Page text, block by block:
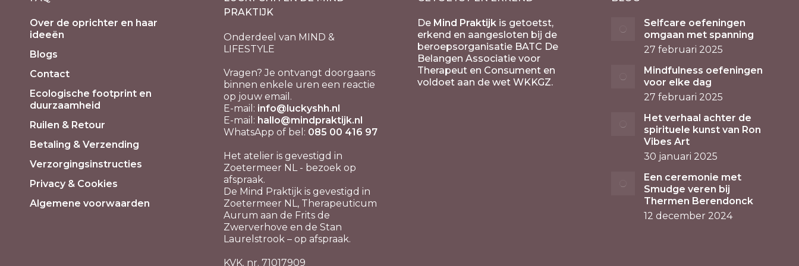
Over de oprichter en haar
ideeën
Blogs
Contact
Ecologische footprint en
duurzaamheid
Ruilen & Retour
Betaling & Verzending
Verzorgingsinstructies
Privacy & Cookies
Algemene voorwaarden
PRAKTIJK
Onderdeel van MIND &
LIFESTYLE
Vragen? Je ontvangt doorgaans
binnen enkele uren een reactie
op jouw email.
E-mail: info@luckyshh.nl
E-mail: hallo@mindpraktijk.nl
WhatsApp of bel: 085 00 416 97
Het atelier is gevestigd in
Zoetermeer NL - bezoek op
afspraak.
De Mind Praktijk is gevestigd in
Zoetermeer NL, Therapeuticum
Aurum aan de Frits de
Zwerverhove en de Stan
Laurelstrook – op afspraak.
KVK. nr. 71017909
De Mind Praktijk is getoetst,
erkend en aangesloten bij de
beroepsorganisatie BATC De
Belangen Associatie voor
Therapeut en Consument en
voldoet aan de wet WKKGZ.
Selfcare oefeningen
omgaan met spanning
27 februari 2025
Mindfulness oefeningen
voor elke dag
27 februari 2025
Het verhaal achter de
spirituele kunst van Ron
Vibes Art
30 januari 2025
Een ceremonie met
Smudge veren bij
Thermen Berendonck
12 december 2024